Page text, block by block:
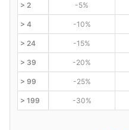
> 2 -5%
> 4 -10%
> 24 -15%
> 39 -20%
> 99 -25%
> 199 -30%